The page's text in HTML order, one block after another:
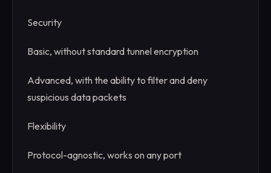
Security
Basic, without standard tunnel encryption
Advanced, with the ability to filter and deny
suspicious data packets
Flexibility
Protocol-agnostic, works on any port